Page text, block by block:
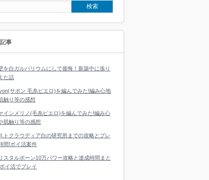
事
を白ガルバリウムにして後悔！新築中に張り
た話
サボン 毛糸ピエロ)を編んでみた!編み心地
触り等の感想
インメリノ(毛糸ピエロ)を編んでみた!編み心
肌触り等の感想
トクラウディア白の研究所までの攻略とプレ
間!ポイ活案件
スタルボーン10万パワー攻略と達成時間まと
イ活でプレイ